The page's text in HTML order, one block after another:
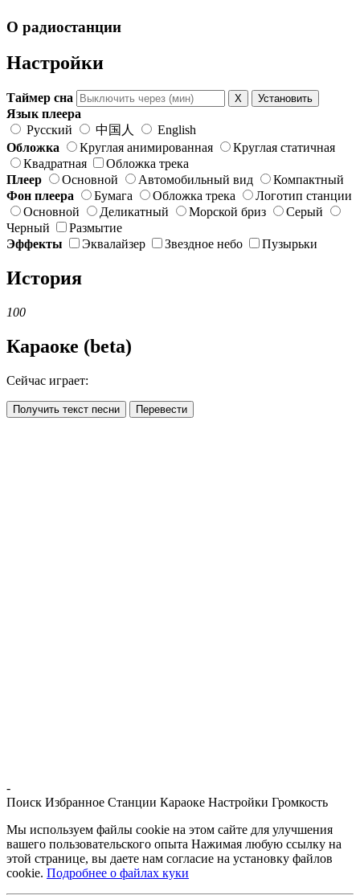
О радиостанции
Настройки
Таймер сна X Установить
Язык плеера
Русский
中国人
English
Обложка
Круглая анимированная
Круглая статичная
Квадратная
Обложка трека
Плеер
Основной Автомобильный вид
Компактный
Фон плеера
Бумага Обложка трека
Логотип станции
Основной
Деликатный Морской бриз
Серый
Черный
Размытие
Эффекты
Эквалайзер Звездное небо Пузырьки
История
100
Караоке (beta)
Сейчас играет:
Получить текст песни Перевести
-
Поиск Избранное Станции Караоке Настройки Громкость
Мы используем файлы cookie на этом сайте для улучшения
вашего пользовательского опыта Нажимая любую ссылку на
этой странице, вы даете нам согласие на установку файлов
cookie. Подробнее о файлах куки